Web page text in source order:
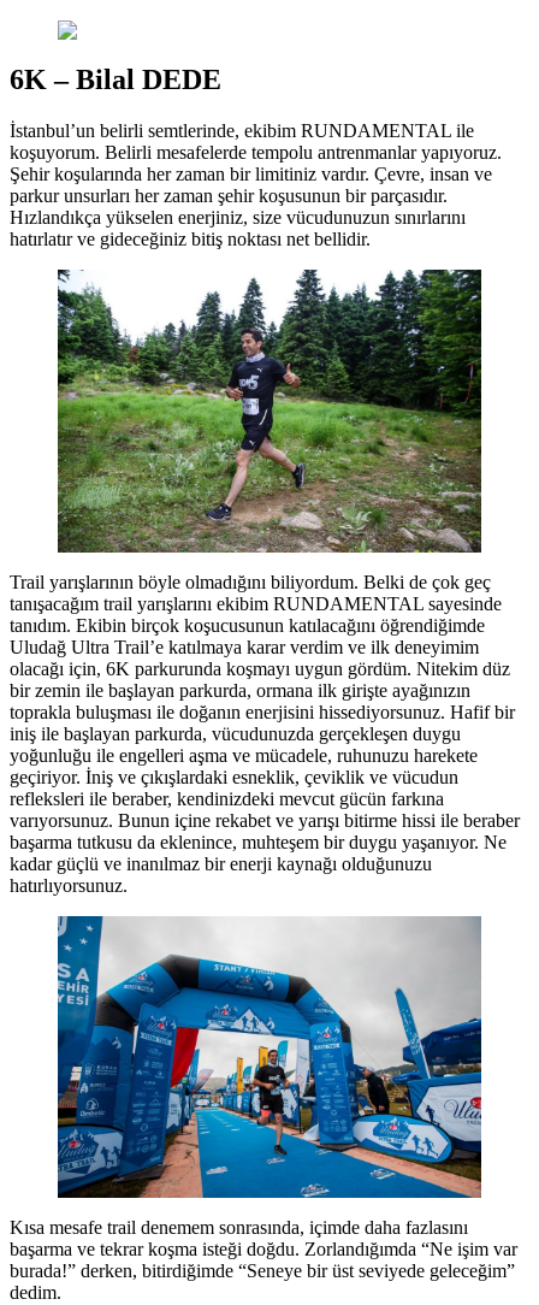
6K – Bilal DEDE
İstanbul’un belirli semtlerinde, ekibim RUNDAMENTAL ile
koşuyorum. Belirli mesafelerde tempolu antrenmanlar yapıyoruz.
Şehir koşularında her zaman bir limitiniz vardır. Çevre, insan ve
parkur unsurları her zaman şehir koşusunun bir parçasıdır.
Hızlandıkça yükselen enerjiniz, size vücudunuzun sınırlarını
hatırlatır ve gideceğiniz bitiş noktası net bellidir.
Trail yarışlarının böyle olmadığını biliyordum. Belki de çok geç
tanışacağım trail yarışlarını ekibim RUNDAMENTAL sayesinde
tanıdım. Ekibin birçok koşucusunun katılacağını öğrendiğimde
Uludağ Ultra Trail’e katılmaya karar verdim ve ilk deneyimim
olacağı için, 6K parkurunda koşmayı uygun gördüm. Nitekim düz
bir zemin ile başlayan parkurda, ormana ilk girişte ayağınızın
toprakla buluşması ile doğanın enerjisini hissediyorsunuz. Hafif bir
iniş ile başlayan parkurda, vücudunuzda gerçekleşen duygu
yoğunluğu ile engelleri aşma ve mücadele, ruhunuzu harekete
geçiriyor. İniş ve çıkışlardaki esneklik, çeviklik ve vücudun
refleksleri ile beraber, kendinizdeki mevcut gücün farkına
varıyorsunuz. Bunun içine rekabet ve yarışı bitirme hissi ile beraber
başarma tutkusu da eklenince, muhteşem bir duygu yaşanıyor. Ne
kadar güçlü ve inanılmaz bir enerji kaynağı olduğunuzu
hatırlıyorsunuz.
Kısa mesafe trail denemem sonrasında, içimde daha fazlasını
başarma ve tekrar koşma isteği doğdu. Zorlandığımda “Ne işim var
burada!” derken, bitirdiğimde “Seneye bir üst seviyede geleceğim”
dedim.